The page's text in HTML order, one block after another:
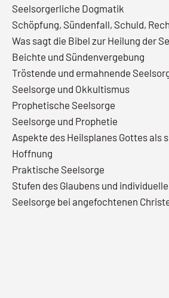
Seelsorgerliche Dogmatik
Schöpfung, Sündenfall, Schuld,
Was sagt die Bibel zur Heilung der
Beichte und Sündenvergebung
Tröstende und ermahnende
Seelsorge und Okkultismus
Prophetische Seelsorge
Seelsorge und Prophetie
Aspekte des Heilsplanes Gottes als
Hoffnung
Praktische Seelsorge
Stufen des Glaubens und
Seelsorge bei angefochtenen